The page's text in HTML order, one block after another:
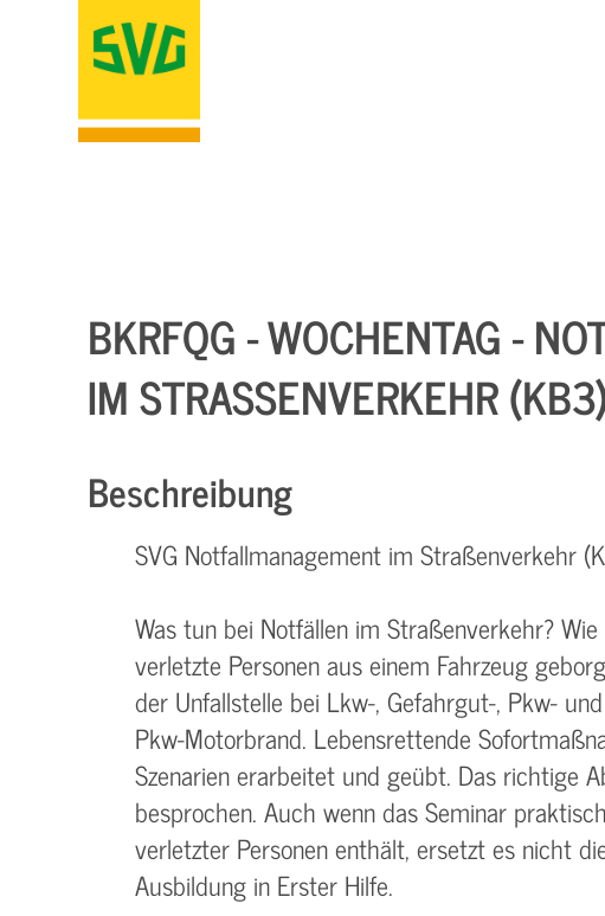
BKRFQG - WOCHENTAG -
IM STRASSENVERKEHR
Beschreibung
SVG Notfallmanagement im Straßenverkehr
Was tun bei Notfällen im Straßenverkehr?
verletzte Personen aus einem Fahrzeug
der Unfallstelle bei Lkw-, Gefahrgut-, Pkw-
Pkw-Motorbrand. Lebensrettende
Szenarien erarbeitet und geübt. Das richtige
besprochen. Auch wenn das Seminar
verletzter Personen enthält, ersetzt es nicht
Ausbildung in Erster Hilfe.